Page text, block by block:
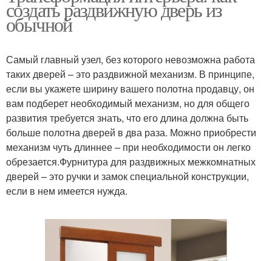
создать раздвижную дверь из
обычной
Самый главный узел, без которого невозможна работа
таких дверей – это раздвижной механизм. В принципе,
если вы укажете ширину вашего полотна продавцу, он
вам подберет необходимый механизм, но для общего
развития требуется знать, что его длина должна быть
больше полотна дверей в два раза. Можно приобрести
механизм чуть длиннее – при необходимости он легко
обрезается.Фурнитура для раздвижных межкомнатных
дверей – это ручки и замок специальной конструкции,
если в нем имеется нужда.